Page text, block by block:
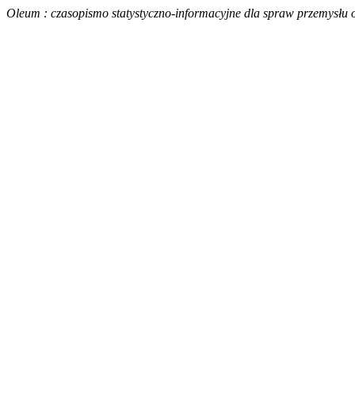
Oleum : czasopismo statystyczno-informacyjne dla spraw